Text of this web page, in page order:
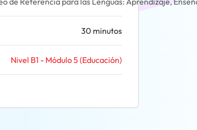
30 minutos
Nivel B1 - Módulo 5 (Educación)